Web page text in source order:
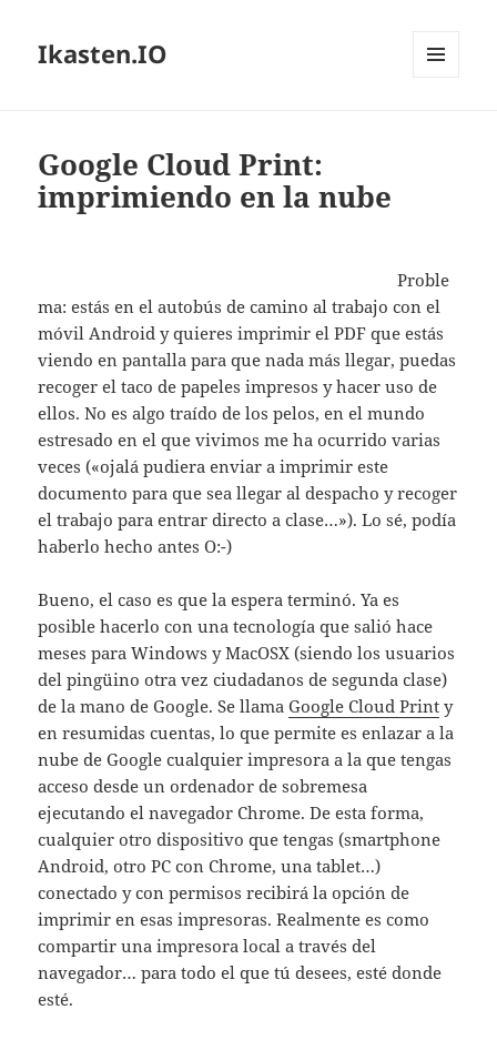
Ikasten.IO
Google Cloud Print:
imprimiendo en la nube
Proble
ma: estás en el autobús de camino al trabajo con el
móvil Android y quieres imprimir el PDF que estás
viendo en pantalla para que nada más llegar, puedas
recoger el taco de papeles impresos y hacer uso de
ellos. No es algo traído de los pelos, en el mundo
estresado en el que vivimos me ha ocurrido varias
veces («ojalá pudiera enviar a imprimir este
documento para que sea llegar al despacho y recoger
el trabajo para entrar directo a clase…»). Lo sé, podía
haberlo hecho antes O:-)
Bueno, el caso es que la espera terminó. Ya es
posible hacerlo con una tecnología que salió hace
meses para Windows y MacOSX (siendo los usuarios
del pingüino otra vez ciudadanos de segunda clase)
de la mano de Google. Se llamaGoogle Cloud Print y
en resumidas cuentas, lo que permite es enlazar a la
nube de Google cualquier impresora a la que tengas
acceso desde un ordenador de sobremesa
ejecutando el navegador Chrome. De esta forma,
cualquier otro dispositivo que tengas (smartphone
Android, otro PC con Chrome, una tablet…)
conectado y con permisos recibirá la opción de
imprimir en esas impresoras. Realmente es como
compartir una impresora local a través del
navegador… para todo el que tú desees, esté donde
esté.